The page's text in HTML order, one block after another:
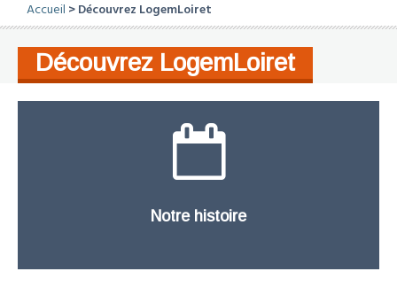
Accueil > Découvrez LogemLoiret
Découvrez LogemLoiret
Notre histoire